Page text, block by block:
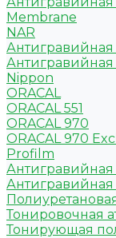
Membrane
NAR
Антигравийная
Антигравийная
Nippon
ORACAL
ORACAL 551
ORACAL 970
ORACAL 970
Profilm
Антигравийная
Антигравийная
Тонировочная
Тонирующая